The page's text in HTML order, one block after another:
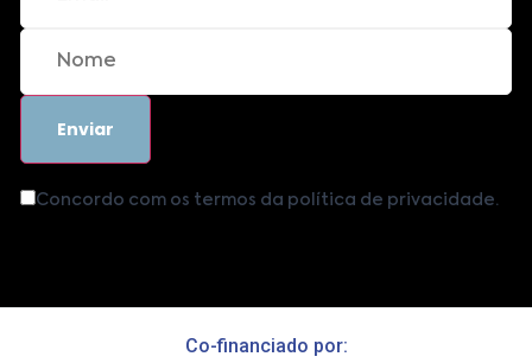
Concordo com os termos da política de privacidade.
Co-financiado por: